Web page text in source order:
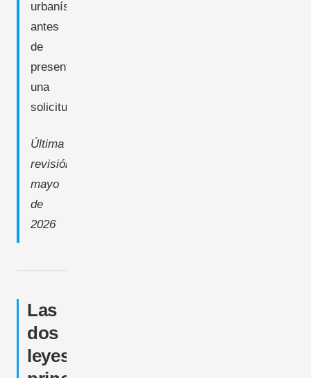
urbanística
antes
de
presentar
una
solicitud.
Última
revisión:
mayo
de
2026
Las
dos
leyes